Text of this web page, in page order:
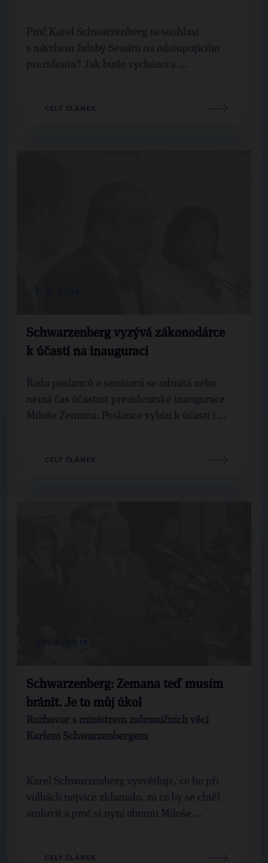
Proč Karel Schwarzenberg nesouhlasí
s návrhem žaloby Senátu na odstupujícího
prezidenta? Jak bude vycházet s ...
CELÝ ČLÁNEK
Schwarzenberg vyzývá zákonodárce
k účasti na inauguraci
Řada poslanců a senátorů se odmítá nebo
nemá čas účastnit prezidentské inaugurace
Miloše Zemana. Poslance vybízí k účasti i ...
CELÝ ČLÁNEK
Schwarzenberg: Zemana teď musím
bránit. Je to můj úkol
Rozhovor s ministrem zahraničních věcí
Karlem Schwarzenbergem
Karel Schwarzenberg vysvětluje, co ho při
volbách nejvíce zklamalo, za co by se chtěl
omluvit a proč si nyní obranu Miloše ...
CELÝ ČLÁNEK